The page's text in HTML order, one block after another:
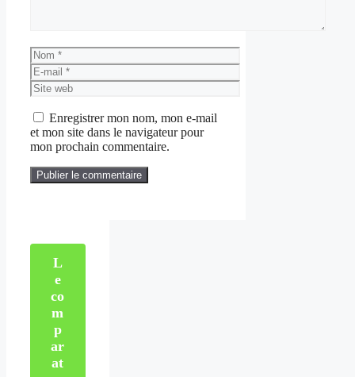
Nom
E-
mail
Site
web
Enregistrer mon nom, mon e-mail
et mon site dans le navigateur pour
mon prochain commentaire.
L
e
co
m
p
ar
at